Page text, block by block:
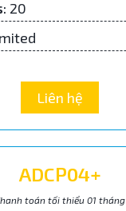
: 20
Liên hệ
ADCP04+
toán tối thiểu 01 tháng